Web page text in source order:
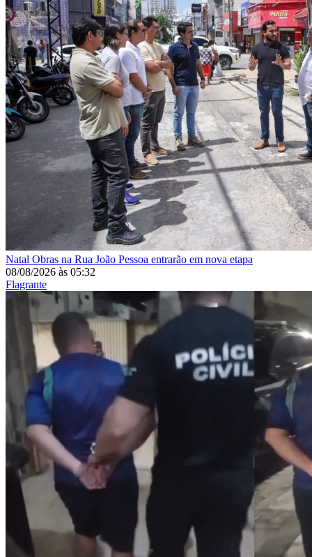
Natal Obras na Rua João Pessoa entrarão em nova etapa
08/08/2026 às 05:32
Flagrante